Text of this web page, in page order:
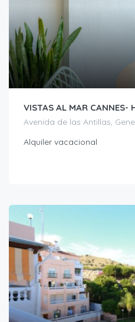
VISTAS AL MAR CANNES-
Alquiler vacacional